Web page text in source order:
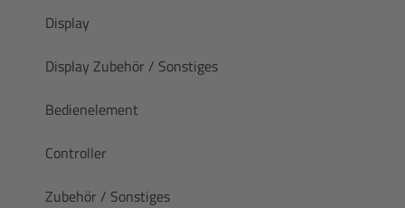
Display
Display Zubehör / Sonstiges
Bedienelement
Controller
Zubehör / Sonstiges